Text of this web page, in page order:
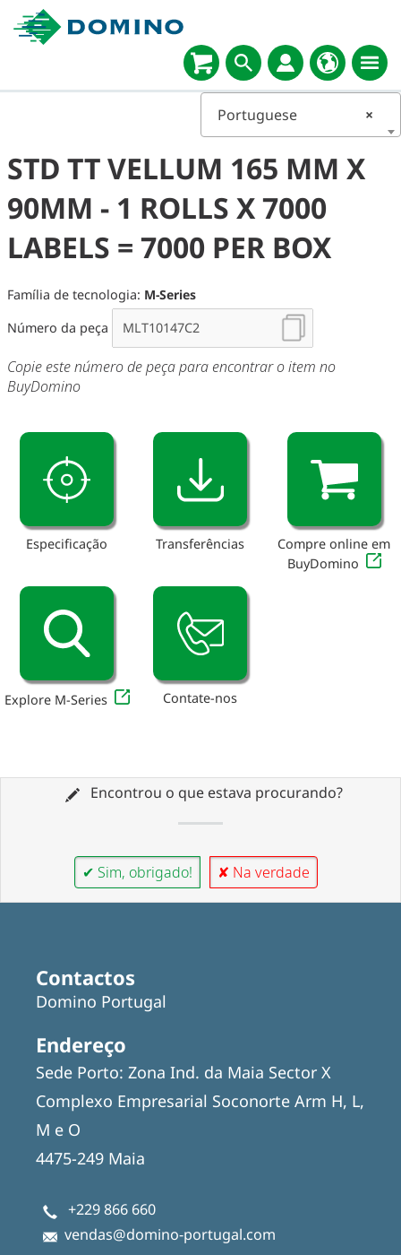
×
Portuguese
STD TT VELLUM 165 MM X
90MM - 1 ROLLS X 7000
LABELS = 7000 PER BOX
Família de tecnologia: M-Series
Número da peça
Copie este número de peça para encontrar o item no
BuyDomino
Especificação Transferências
Compre online em
BuyDomino
Explore M-Series Contate-nos
Encontrou o que estava procurando?
✔ Sim, obrigado! ✘ Na verdade
Contactos
Domino Portugal
Endereço
Sede Porto: Zona Ind. da Maia Sector X
Complexo Empresarial Soconorte Arm H, L,
M e O
4475-249 Maia
+229 866 660
vendas@domino-portugal.com